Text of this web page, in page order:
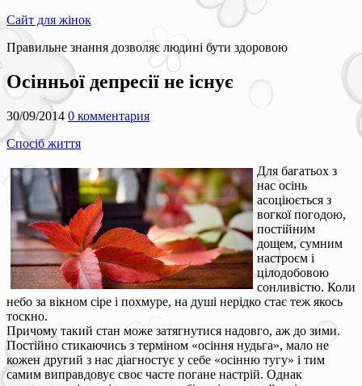
Сайт для жінок
Правильне знання дозволяє людині бути здоровою
Осінньої депресії не існує
30/09/2014 0 комментария
Спосіб життя
Для багатьох з
нас осінь
асоціюється з
вогкої погодою,
постійним
дощем, сумним
настроєм і
цілодобовою
сонливістю. Коли
небо за вікном сіре і похмуре, на душі нерідко стає теж якось
тоскно.
Причому такий стан може затягнутися надовго, аж до зими.
Постійно стикаючись з терміном «осіння нудьга», мало не
кожен другий з нас діагностує у себе «осінню тугу» і тим
самим виправдовує своє часте погане настрій. Однак